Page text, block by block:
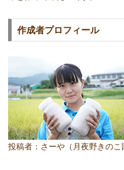
作成者プロフィール
投稿者：さーや（月夜野きのこ